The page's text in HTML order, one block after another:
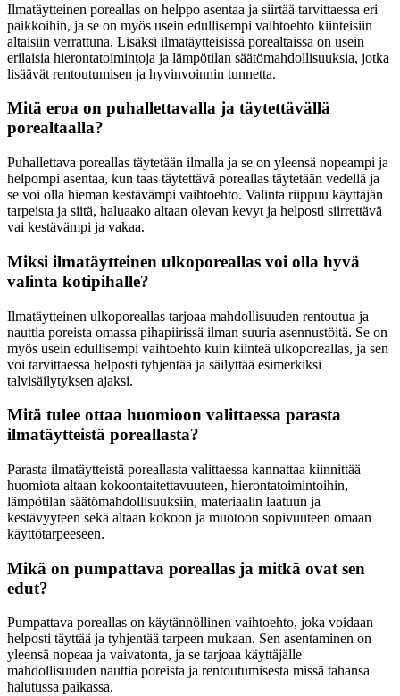
Ilmatäytteinen poreallas on helppo asentaa ja siirtää tarvittaessa eri
paikkoihin, ja se on myös usein edullisempi vaihtoehto kiinteisiin
altaisiin verrattuna. Lisäksi ilmatäytteisissä porealtaissa on usein
erilaisia hierontatoimintoja ja lämpötilan säätömahdollisuuksia, jotka
lisäävät rentoutumisen ja hyvinvoinnin tunnetta.
Mitä eroa on puhallettavalla ja täytettävällä
porealtaalla?
Puhallettava poreallas täytetään ilmalla ja se on yleensä nopeampi ja
helpompi asentaa, kun taas täytettävä poreallas täytetään vedellä ja
se voi olla hieman kestävämpi vaihtoehto. Valinta riippuu käyttäjän
tarpeista ja siitä, haluaako altaan olevan kevyt ja helposti siirrettävä
vai kestävämpi ja vakaa.
Miksi ilmatäytteinen ulkoporeallas voi olla hyvä
valinta kotipihalle?
Ilmatäytteinen ulkoporeallas tarjoaa mahdollisuuden rentoutua ja
nauttia poreista omassa pihapiirissä ilman suuria asennustöitä. Se on
myös usein edullisempi vaihtoehto kuin kiinteä ulkoporeallas, ja sen
voi tarvittaessa helposti tyhjentää ja säilyttää esimerkiksi
talvisäilytyksen ajaksi.
Mitä tulee ottaa huomioon valittaessa parasta
ilmatäytteistä poreallasta?
Parasta ilmatäytteistä poreallasta valittaessa kannattaa kiinnittää
huomiota altaan kokoontaitettavuuteen, hierontatoimintoihin,
lämpötilan säätömahdollisuuksiin, materiaalin laatuun ja
kestävyyteen sekä altaan kokoon ja muotoon sopivuuteen omaan
käyttötarpeeseen.
Mikä on pumpattava poreallas ja mitkä ovat sen
edut?
Pumpattava poreallas on käytännöllinen vaihtoehto, joka voidaan
helposti täyttää ja tyhjentää tarpeen mukaan. Sen asentaminen on
yleensä nopeaa ja vaivatonta, ja se tarjoaa käyttäjälle
mahdollisuuden nauttia poreista ja rentoutumisesta missä tahansa
halutussa paikassa.